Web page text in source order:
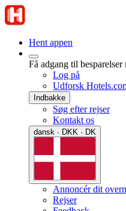
Hent appen
Få adgang til besparelser
Log på
Udforsk
Indbakke
Søg efter rejser
Kontakt os
dansk · DKK · DK
Annoncér dit
Rejser